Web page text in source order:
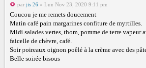
par jis 26 » Lun Nov 23, 2020 9:11 pm
Coucou je me remets doucement
Matin café pain margarines confiture de myrtilles.
Midi salades vertes, thom, pomme de terre vapeur
faicelle de chèvre, café.
Soir poireaux oignon poêlé à la crème avec des
Belle soirée bisous